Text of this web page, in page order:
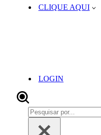
CLIQUE AQUI
LOGIN
Pesquisar
por...